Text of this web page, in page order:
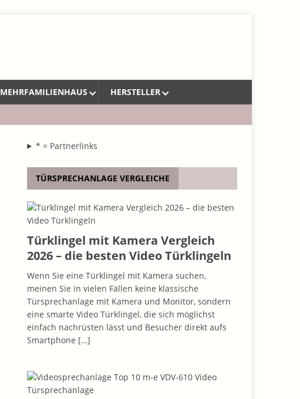
MEHRFAMILIENHAUS HERSTELLER
* = Partnerlinks
TÜRSPRECHANLAGE VERGLEICHE
Türklingel mit Kamera Vergleich
2026 – die besten Video Türklingeln
Wenn Sie eine Türklingel mit Kamera suchen,
meinen Sie in vielen Fällen keine klassische
Türsprechanlage mit Kamera und Monitor, sondern
eine smarte Video Türklingel, die sich möglichst
einfach nachrüsten lässt und Besucher direkt aufs
Smartphone […]